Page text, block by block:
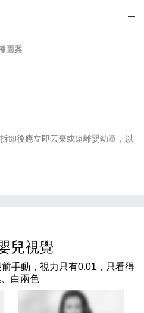
圖案
卸後應立即丟棄或遠離嬰幼童，以
兒視覺
手動，視力只有0.01，只看得
白兩色